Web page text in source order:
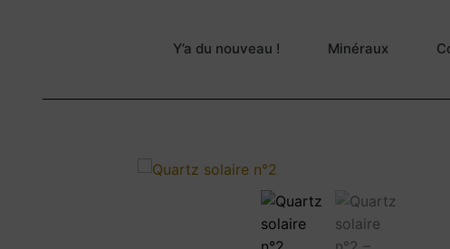
Y’a du nouveau ! Minéraux